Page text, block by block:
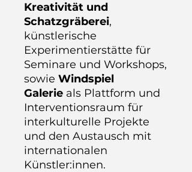
Kreativität und
Schatzgräberei,
künstlerische
Experimentierstätte für
Seminare und Workshops,
sowie Windspiel
Galerie als Plattform und
Interventionsraum für
interkulturelle Projekte
und den Austausch mit
internationalen
Künstler:innen.